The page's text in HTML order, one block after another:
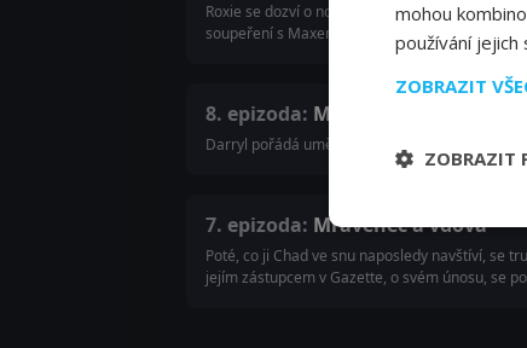
Roxie se dozví o nové schopnosti, když ji
soupeření s Maxem eskaluje, zatímco Jamie
8. epizoda: Malování a rozkoš
Darryl pořádá uměleckou přehlídku Roxiina díla
7. epizoda: Mravenec a vdova
Poté, co ji Chad ve snu naposledy navštíví, se
jejím zástupcem v Gazette, o svém únosu, se
mohou
používání jejich
ZOBRAZIT
ZOBRAZIT